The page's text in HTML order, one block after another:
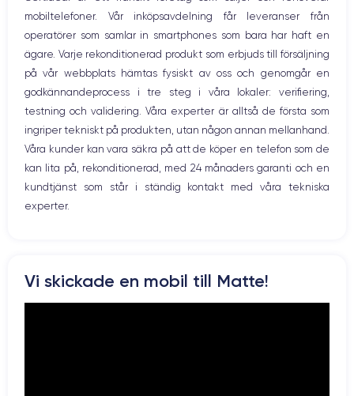
Nom GPU
GPU 4 cœurs
Fréq. processeur
2.65 GHz
12 Mpx 12 Mpx
Résolution vidéo
4K - 3840 x 2160 px
Recharge rapide
Oui, minimum 18W
Batterie Type de SIM
Pour découvrir en détail toutes les caractéristiques de ce
Hem-knappen
Bluetooth
WiFi
Nätverk
Vibration
Prise USB
mobiltelefoner. Vår inköpsavdelning får leveranser från
operatörer som samlar in smartphones som bara har haft en
ägare. Varje rekonditionerad produkt som erbjuds till försäljning
på vår webbplats hämtas fysiskt av oss och genomgår en
godkännandeprocess i tre steg i våra lokaler: verifiering,
testning och validering. Våra experter är alltså de första som
ingriper tekniskt på produkten, utan någon annan mellanhand.
Våra kunder kan vara säkra på att de köper en telefon som de
kan lita på, rekonditionerad, med 24 månaders garanti och en
kundtjänst som står i ständig kontakt med våra tekniska
experter.
Vi skickade en mobil till Matte!